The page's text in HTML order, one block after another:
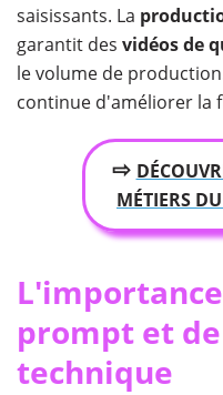
saisissants. La
garantit des vidéos de
le volume de
continue d'améliorer la
⇨
MÉTIERS
prompt et
technique